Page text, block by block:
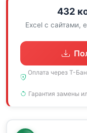
432
Excel с сайтами,
Оплата через Т-
Гарантия замены